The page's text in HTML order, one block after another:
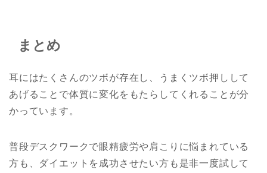
まとめ
耳にはたくさんのツボが存在し、うまくツボ押しして
あげることで体質に変化をもたらしてくれることが分
かっています。
普段デスクワークで眼精疲労や肩こりに悩まれている
方も、ダイエットを成功させたい方も是非一度試して